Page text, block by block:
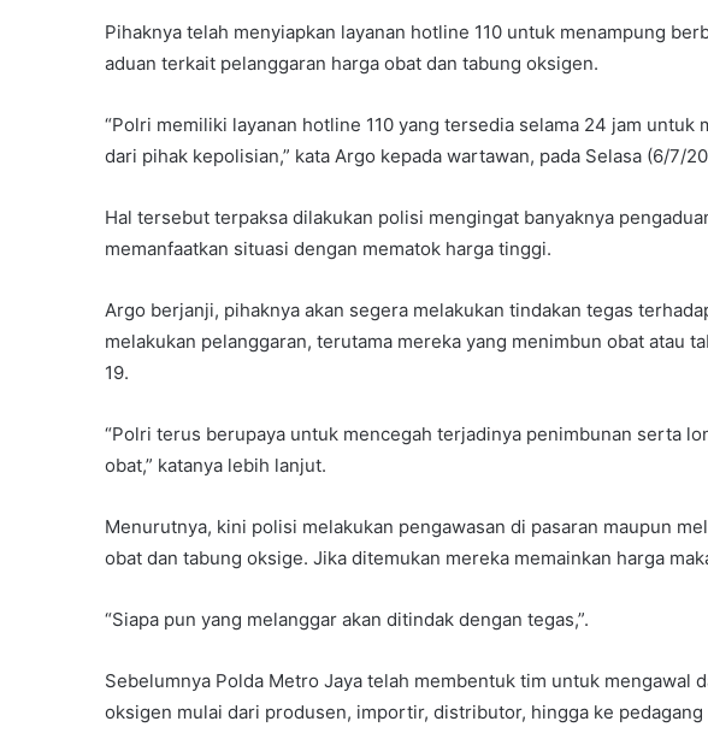
Pihaknya telah menyiapkan layanan hotline 110 untuk menampung
aduan terkait pelanggaran harga obat dan tabung oksigen.
“Polri memiliki layanan hotline 110 yang tersedia selama 24 jam untuk
dari pihak kepolisian,” kata Argo kepada wartawan, pada Selasa (6/7/
Hal tersebut terpaksa dilakukan polisi mengingat banyaknya
memanfaatkan situasi dengan mematok harga tinggi.
Argo berjanji, pihaknya akan segera melakukan tindakan tegas
melakukan pelanggaran, terutama mereka yang menimbun obat atau
19.
“Polri terus berupaya untuk mencegah terjadinya penimbunan serta
obat,” katanya lebih lanjut.
Menurutnya, kini polisi melakukan pengawasan di pasaran maupun
obat dan tabung oksige. Jika ditemukan mereka memainkan harga
“Siapa pun yang melanggar akan ditindak dengan tegas,”.
Sebelumnya Polda Metro Jaya telah membentuk tim untuk mengawal
oksigen mulai dari produsen, importir, distributor, hingga ke pedagang